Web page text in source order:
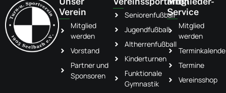
Verein
Mitglied
werden
Vorstand
Partner und
Sponsoren
Seniorenfußball
Jugendfußball
Altherrenfußball
Kinderturnen
Funktionale
Gymnastik
Service
Mitglied
werden
Termine
Vereinsshop